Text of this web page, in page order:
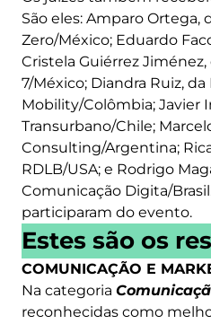
São eles: Amparo Ortega,
Zero/México; Eduardo
Cristela Guiérrez
7/México; Diandra Ruiz, da
Mobility/Colômbia; Javier
Transurbano/Chile;
Consulting/Argentina;
RDLB/USA; e Rodrigo
Comunicação Digita/
participaram do evento.
Estes são os
COMUNICAÇÃO E
Na categoria
reconhecidas como